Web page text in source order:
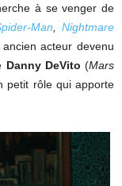
à se venger de
Man, Nightmare
acteur devenu
Danny DeVito (Mars
petit rôle qui apporte